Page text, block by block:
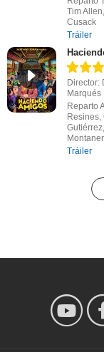
Tim
Cusack
Tráiler
Director:
Marqués
Reparto
Resines,
Montaner
Tráiler